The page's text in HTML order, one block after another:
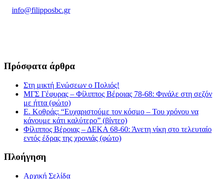
info@filipposbc.gr
Πρόσφατα άρθρα
Στη μικτή Ενώσεων ο Πολιός!
ΜΓΣ Γέφυρας – Φίλιππος Βέροιας 78-68: Φινάλε στη σεζόν
με ήττα (φώτο)
Ε. Κοθράς: “Ευχαριστούμε τον κόσμο – Του χρόνου να
κάνουμε κάτι καλύτερο” (βίντεο)
Φίλιππος Βέροιας – ΔΕΚΑ 68-60: Άνετη νίκη στο τελευταίο
εντός έδρας της χρονιάς (φώτο)
Πλοήγηση
Αρχική Σελίδα